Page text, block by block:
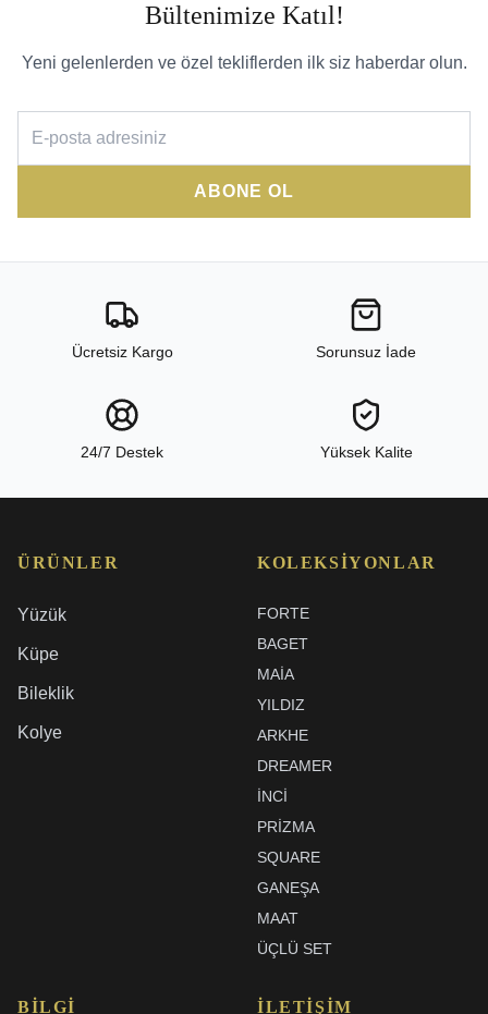
Bültenimize Katıl!
Yeni gelenlerden ve özel tekliflerden ilk siz haberdar olun.
ABONE OL
Ücretsiz Kargo Sorunsuz İade
24/7 Destek Yüksek Kalite
ÜRÜNLER
Yüzük
Küpe
Bileklik
Kolye
KOLEKSIYONLAR
FORTE
BAGET
MAIA
YILDIZ
ARKHE
DREAMER
İNCI
PRIZMA
SQUARE
GANEŞA
MAAT
ÜÇLÜ SET
BILGI İLETIŞIM